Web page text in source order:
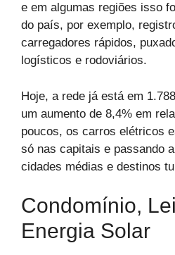
e em algumas regiões isso
do país, por exemplo,
carregadores rápidos,
logísticos e rodoviários.
Hoje, a rede já está em
um aumento de 8,4% em
poucos, os carros elétricos
só nas capitais e passando
cidades médias e destinos
Condomínio,
Energia Solar